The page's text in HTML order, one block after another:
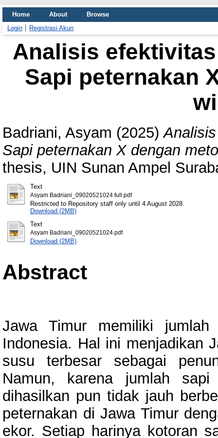
Home About
Browse
Login
Registrasi Akun
Analisis
Sapi peternakan
Badriani, Asyam (2025)
Sapi peternakan X dengan
thesis, UIN Sunan Ampel
Text
Asyam Badriani_09020521024 full.pdf
Restricted to Repository staff only until 4 August 2028.
Download (2MB)
Text
Asyam Badriani_09020521024.pdf
Download (2MB)
Abstract
Jawa Timur memiliki
Indonesia. Hal ini menjadikan
susu terbesar sebagai
Namun, karena jumlah
dihasilkan pun tidak jauh
peternakan di Jawa Timur
ekor. Setiap harinya kotoran